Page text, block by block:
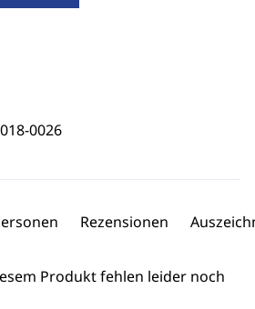
0026
Rezensionen
Produkt fehlen leider noch